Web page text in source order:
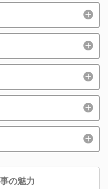
の魅力